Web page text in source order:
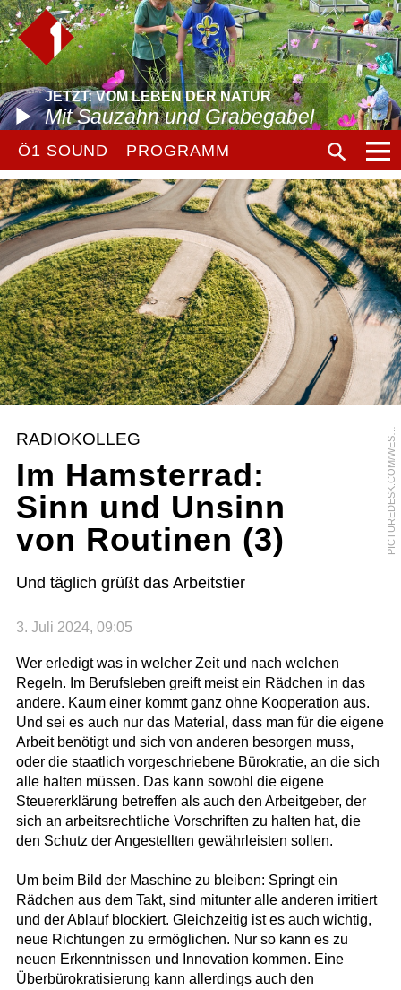
JETZT: VOM LEBEN DER NATUR
Mit Sauzahn und Grabegabel
Ö1 SOUND PROGRAMM
P
I
C
T
U
R
E
D
E
S
K
.
C
O
M
/
W
E
S
T
E
N
D
6
1
/
K
N
I
E
L
S
Y
N
N
A
T
S
C
H
K
E
RADIOKOLLEG
Im Hamsterrad:
Sinn und Unsinn
von Routinen (3)
Und täglich grüßt das Arbeitstier
3. Juli 2024, 09:05
Wer erledigt was in welcher Zeit und nach welchen
Regeln. Im Berufsleben greift meist ein Rädchen in das
andere. Kaum einer kommt ganz ohne Kooperation aus.
Und sei es auch nur das Material, dass man für die eigene
Arbeit benötigt und sich von anderen besorgen muss,
oder die staatlich vorgeschriebene Bürokratie, an die sich
alle halten müssen. Das kann sowohl die eigene
Steuererklärung betreffen als auch den Arbeitgeber, der
sich an arbeitsrechtliche Vorschriften zu halten hat, die
den Schutz der Angestellten gewährleisten sollen.
Um beim Bild der Maschine zu bleiben: Springt ein
Rädchen aus dem Takt, sind mitunter alle anderen irritiert
und der Ablauf blockiert. Gleichzeitig ist es auch wichtig,
neue Richtungen zu ermöglichen. Nur so kann es zu
neuen Erkenntnissen und Innovation kommen. Eine
Überbürokratisierung kann allerdings auch den